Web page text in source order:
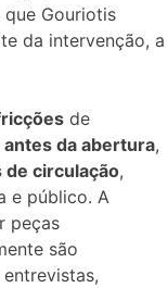
que Gouriotis
da intervenção, a
de
da abertura,
de circulação,
e público. A
peças
são